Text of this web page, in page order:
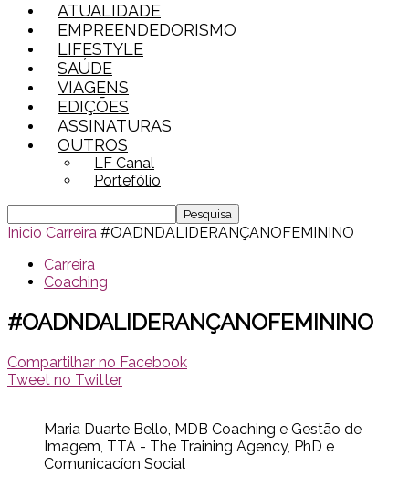
ATUALIDADE
EMPREENDEDORISMO
LIFESTYLE
SAÚDE
VIAGENS
EDIÇÕES
ASSINATURAS
OUTROS
LF Canal
Portefólio
Inicio Carreira #OADNDALIDERANÇANOFEMININO
Carreira
Coaching
#OADNDALIDERANÇANOFEMININO
Compartilhar no Facebook
Tweet no Twitter
Maria Duarte Bello, MDB Coaching e Gestão de
Imagem, TTA - The Training Agency, PhD e
Comunicacíon Social